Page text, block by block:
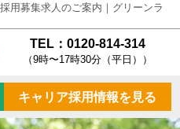
用募集求人のご案内｜グリーンラ
TEL：0120-814-314
（9時〜17時30分（平日））
キャリア採用情報を見る